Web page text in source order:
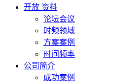
开放 资料
论坛会议
时频领域
方案案例
时间频率
公司简介
成功案例